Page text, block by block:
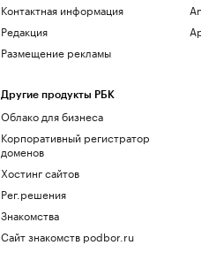
Контактная информация
Редакция
Размещение рекламы
Другие продукты РБК
Облако для бизнеса
Корпоративный регистратор
доменов
Хостинг сайтов
Рег.решения
Знакомства
Сайт знакомств podbor.ru